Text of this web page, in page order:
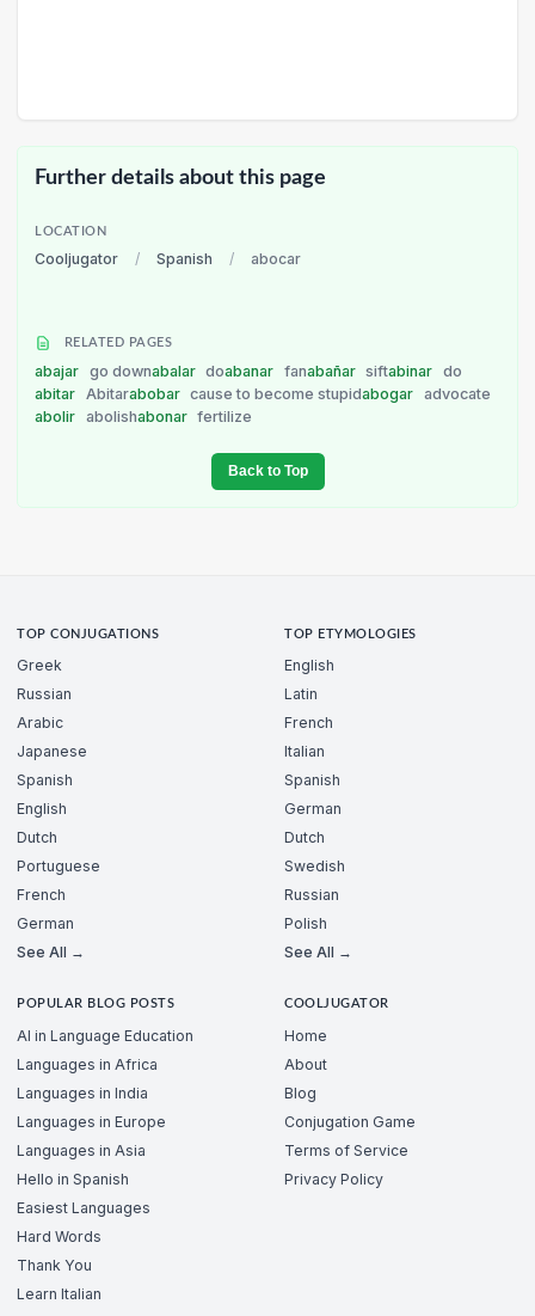
Further details about this page
LOCATION
Cooljugator / Spanish / abocar
RELATED PAGES
abajar go downabalar doabanar fanabañar siftabinar do
abitar Abitarabobar cause to become stupidabogar advocate
abolir abolishabonar fertilize
Back to Top
TOP CONJUGATIONS
Greek
Russian
Arabic
Japanese
Spanish
English
Dutch
Portuguese
French
German
See All →
TOP ETYMOLOGIES
English
Latin
French
Italian
Spanish
German
Dutch
Swedish
Russian
Polish
See All →
POPULAR BLOG POSTS
AI in Language Education
Languages in Africa
Languages in India
Languages in Europe
Languages in Asia
Hello in Spanish
Easiest Languages
Hard Words
Thank You
Learn Italian
COOLJUGATOR
Home
About
Blog
Conjugation Game
Terms of Service
Privacy Policy